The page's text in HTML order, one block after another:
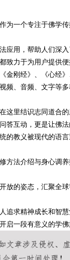
为一个专注于佛学
应用，帮助人们深
力于为用户提供便
金刚经》、《心经
频、音频、文字等
这里结识志同道合
互动，更是让佛法
的教义被现代的语
方法介绍与身心调
放的姿态，汇聚全
追求精神成长和智
启一段有意义的学佛
键应用与安